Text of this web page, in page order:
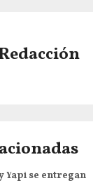
Yapi se entregan